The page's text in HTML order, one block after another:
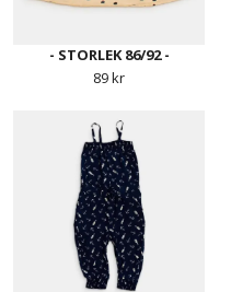
- STORLEK 86/92 -
89 kr